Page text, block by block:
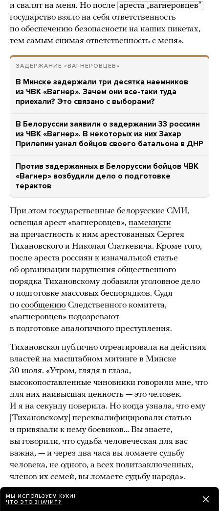
и свалят на меня. Но после ареста „вагнеровцев“
государство взяло на себя ответственность
по обеспечению безопасности на наших пикетах,
тем самым снимая ответственность с меня».
ЗАДЕРЖАНИЕ «ВАГНЕРОВЦЕВ»
В Минске задержали три десятка наемников
из ЧВК «Вагнер». Зачем они все-таки туда
приехали? Это связано с выборами?
В Белоруссии заявили о задержании 33 россиян
из ЧВК «Вагнер». В некоторых из них Захар
Прилепин узнал бойцов своего батальона в ДНР
Против задержанных в Белоруссии бойцов ЧВК
«Вагнер» возбудили дело о подготовке
терактов
При этом государственные белорусские СМИ,
освещая арест «вагнеровцев», намекнули
на причастность к ним арестованных Сергея
Тихановского и Николая Статкевича. Кроме того,
после ареста россиян к изначальной статье
об организации нарушения общественного
порядка Тихановскому добавили уголовное дело
о подготовке массовых беспорядков. Судя
по сообщению Следственного комитета,
«вагнеровцев» подозревают
в подготовке аналогичного преступления.
Тихановская публично отреагировала на действия
властей на масштабном митинге в Минске
30 июля. «Утром, глядя в глаза,
высокопоставленные чиновники говорили мне, что
для них наивысшая ценность — это человек.
И я на секунду поверила. Но когда узнала, что ему
[Тихановскому] переквалифицировали статью
и привязали к нему боевиков… Вы знаете,
вы говорили, что судьба человеческая для вас
важна, — и через два часа вы ломаете судьбу
человека, не одного, а всех политзаключенных,
членов их семей, вы ломаете судьбу народа».
МЫ ИСПОЛЬЗУЕМ КУКИ!
ЧТО ЭТО ЗНАЧИТ?